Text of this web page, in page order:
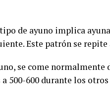
de ayuno implica
Este patrón se repite
se come normalmente
500-600 durante los otros